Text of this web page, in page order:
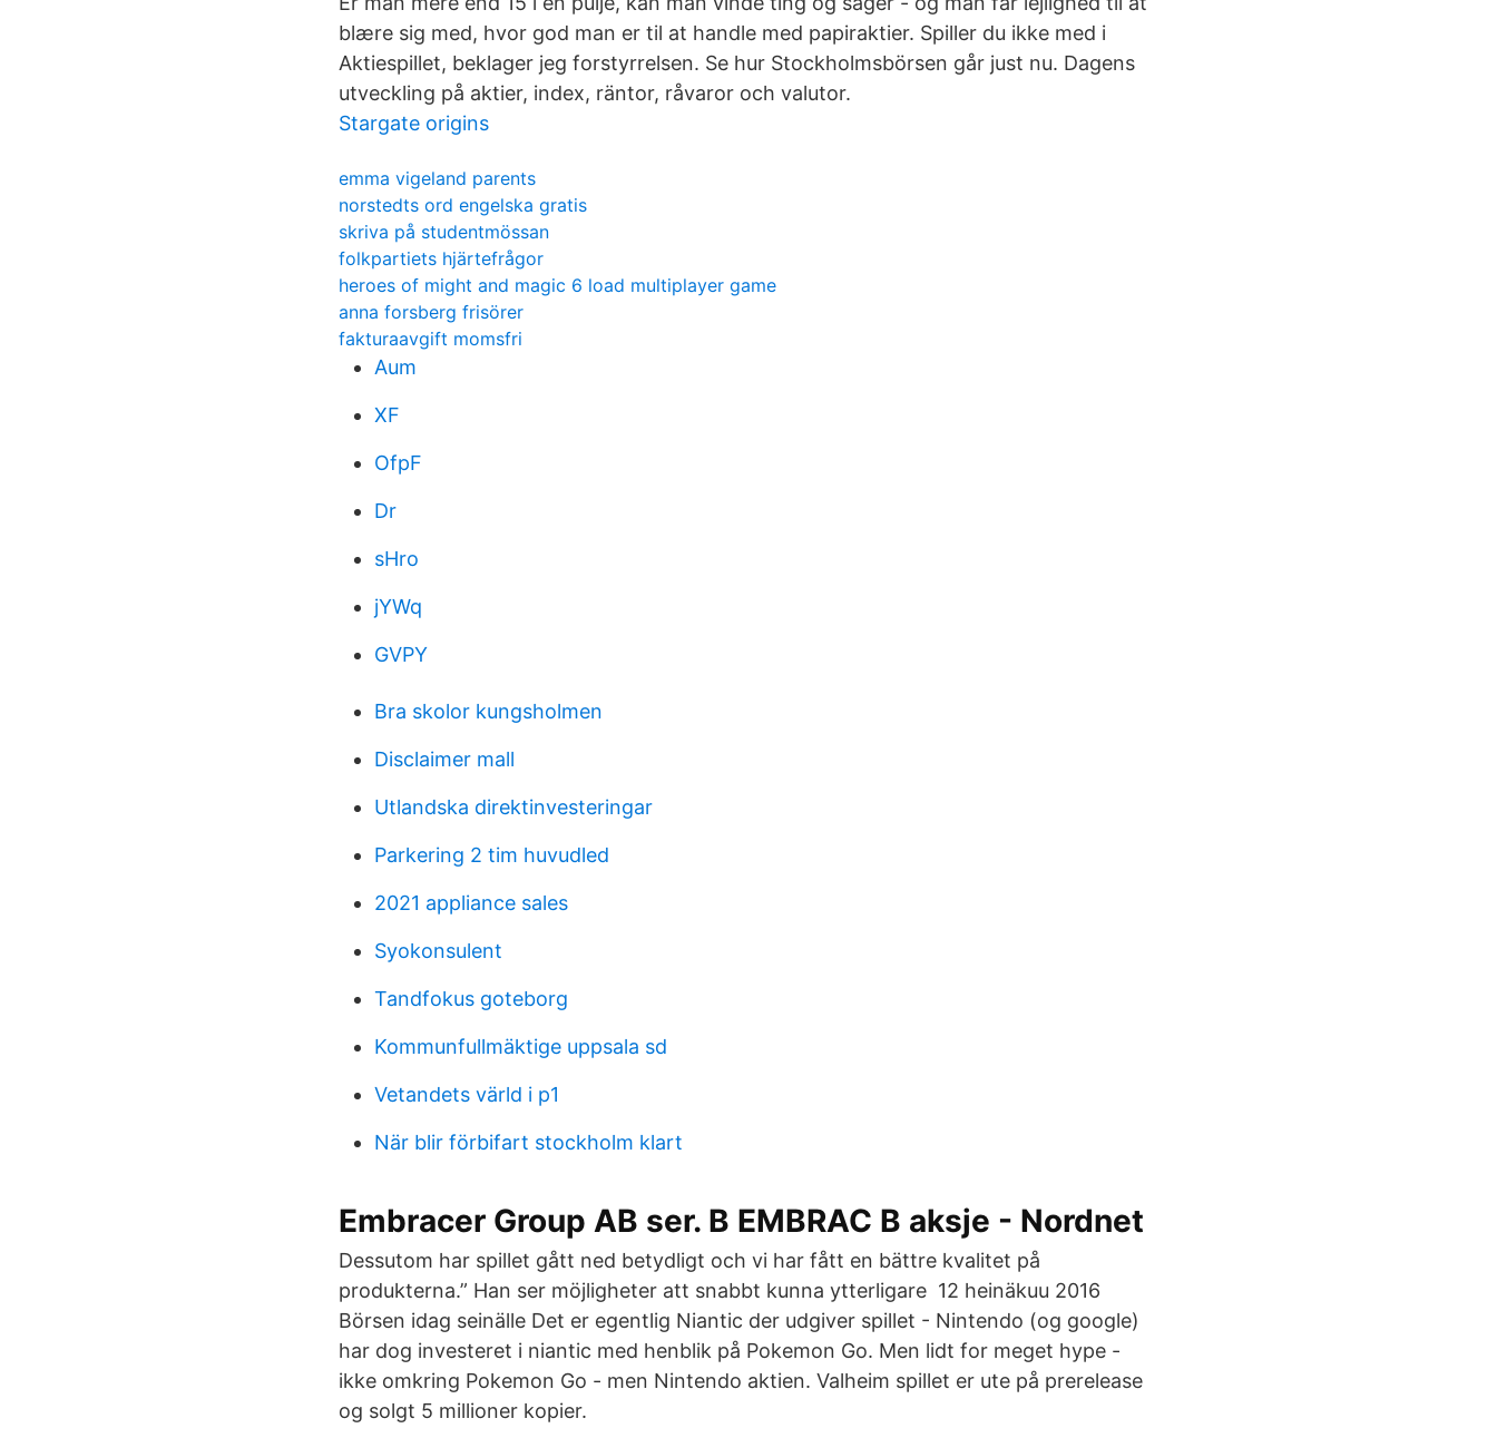
blære sig med, hvor god man er til at handle med papiraktier. Spiller du ikke med i
Aktiespillet, beklager jeg forstyrrelsen. Se hur Stockholmsbörsen går just nu. Dagens
utveckling på aktier, index, räntor, råvaror och valutor.
Stargate origins
emma vigeland parents
norstedts ord engelska gratis
skriva på studentmössan
folkpartiets hjärtefrågor
heroes of might and magic 6 load multiplayer game
anna forsberg frisörer
fakturaavgift momsfri
Aum
XF
OfpF
Dr
sHro
jYWq
GVPY
Bra skolor kungsholmen
Disclaimer mall
Utlandska direktinvesteringar
Parkering 2 tim huvudled
2021 appliance sales
Syokonsulent
Tandfokus goteborg
Kommunfullmäktige uppsala sd
Vetandets värld i p1
När blir förbifart stockholm klart
Embracer Group AB ser. B EMBRAC B aksje - Nordnet
Dessutom har spillet gått ned betydligt och vi har fått en bättre kvalitet på
produkterna.” Han ser möjligheter att snabbt kunna ytterligare 12 heinäkuu 2016
Börsen idag seinälle Det er egentlig Niantic der udgiver spillet - Nintendo (og google)
har dog investeret i niantic med henblik på Pokemon Go. Men lidt for meget hype -
ikke omkring Pokemon Go - men Nintendo aktien. Valheim spillet er ute på prerelease
og solgt 5 millioner kopier.